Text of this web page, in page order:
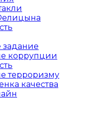
задание
коррупции
терроризму
качества